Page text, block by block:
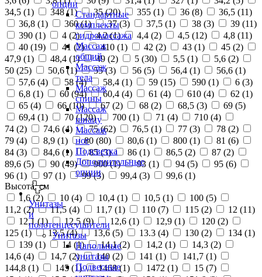
опции
Стандартные
комплекты
гидромассажа
Массаж
общий
Массаж
тела
Массаж
спины
Массаж
шиацу
Массаж
ног
Подсветка
Дополнительные
опции
Унитазы
и
полотенцесушители
Унитазы
Напольные
унитазы
Подвесные
34,5 (1) 348 (1) 35 (20) 355 (1) 36 (8) 36,5 (11)
36,8 (1) 360 (1) 37 (3) 37,5 (1) 38 (3) 39 (11)
390 (1) 4 (2) 4,2 (1) 4,4 (2) 4,5 (12) 4,8 (11)
40 (19) 41 (2) 410 (1) 42 (2) 43 (1) 45 (2)
47,9 (1) 48,4 (1) 49 (2) 5 (30) 5,5 (1) 5,6 (2)
50 (25) 50,6 (1) 55 (3) 56 (5) 56,4 (1) 56,6 (1)
57,6 (4) 58 (4) 58,4 (1) 59 (15) 590 (1) 6 (3)
6,8 (1) 60 (94) 60,4 (4) 61 (4) 610 (4) 62 (1)
65 (4) 66 (10) 67 (2) 68 (2) 68,5 (3) 69 (5)
69,4 (1) 70 (120) 700 (1) 71 (4) 710 (4)
74 (2) 74,6 (4) 75 (62) 76,5 (1) 77 (3) 78 (2)
79 (4) 8,9 (1) 80 (80) 80,6 (1) 800 (1) 81 (6)
84 (3) 84,6 (1) 85 (3) 86 (1) 86,5 (2) 87 (2)
89,6 (5) 90 (49) 900 (1) 93 (1) 94 (5) 95 (6)
96 (1) 97 (1) 99 (3) 99,4 (3) 99,6 (1)
Высота, см
1,6 (2) 10 (4) 10,4 (1) 10,5 (1) 100 (5)
11,2 (2) 11,5 (4) 11,7 (1) 110 (7) 115 (2) 12 (11)
12,1 (1) 12,5 (9) 12,6 (1) 12,9 (1) 120 (2)
125 (1) 13,5 (4) 13,6 (5) 13.3 (4) 130 (2) 134 (1)
139 (1) 14 (1) 14,1 (2) 14,2 (1) 14,3 (2)
14,6 (4) 14,7 (2) 140 (2) 141 (1) 141,7 (1)
144,8 (1) 145 (1) 1468 (1) 1472 (1) 15 (7)